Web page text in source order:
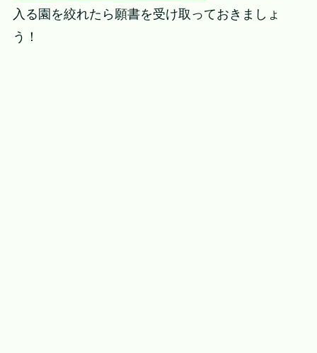
入る園を絞れたら願書を受け取っておきましょ
う！